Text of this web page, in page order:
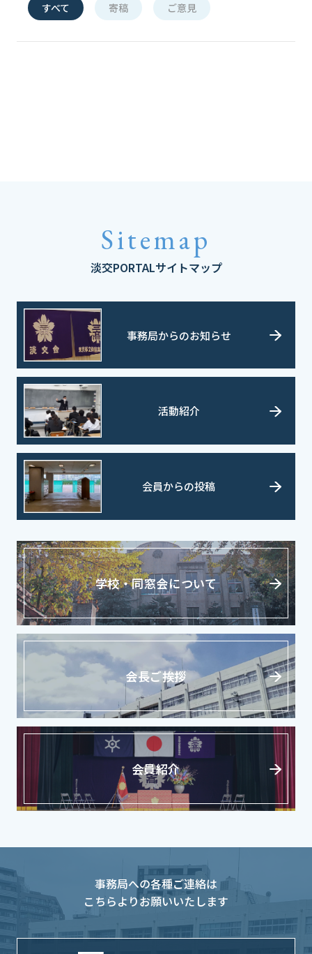
すべて 寄稿 ご意見
Sitemap
淡交PORTALサイトマップ
事務局からのお知らせ
活動紹介
会員からの投稿
学校・同窓会について
会長ご挨拶
会員紹介
事務局への各種ご連絡は
こちらよりお願いいたします